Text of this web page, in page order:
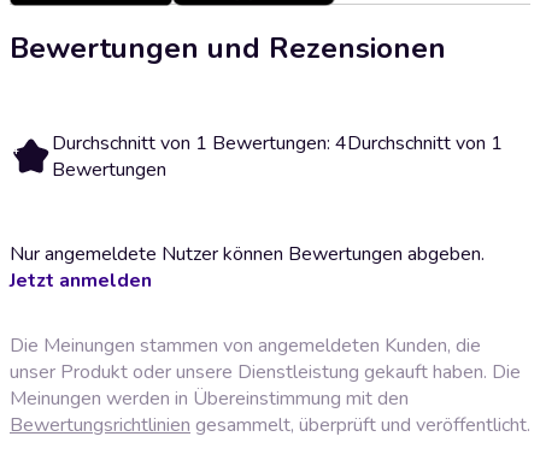
Bewertungen und Rezensionen
4 Durchschnitt von 1 Bewertungen: 4Durchschnitt von 1
Bewertungen
Nur angemeldete Nutzer können Bewertungen abgeben.
Jetzt anmelden
Die Meinungen stammen von angemeldeten Kunden, die
unser Produkt oder unsere Dienstleistung gekauft haben. Die
Meinungen werden in Übereinstimmung mit den
Bewertungsrichtlinien gesammelt, überprüft und veröffentlicht.